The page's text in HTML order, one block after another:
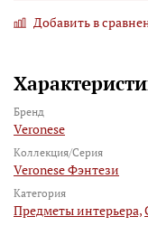
Добавить в
Бренд
Veronese
Коллекция/Серия
Veronese Фэнтези
Категория
Предметы интерьера,